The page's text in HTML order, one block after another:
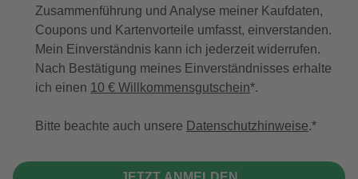
Zusammenführung und Analyse meiner Kaufdaten,
Coupons und Kartenvorteile umfasst, einverstanden.
Mein Einverständnis kann ich jederzeit widerrufen.
Nach Bestätigung meines Einverständnisses erhalte
ich einen 10 € Willkommensgutschein*.
Bitte beachte auch unsere Datenschutzhinweise.